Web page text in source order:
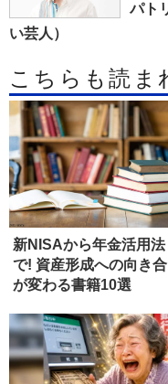
パト
い芸人）
こちらも読ま
新NISAから年金活用法
で! 資産形成への向き
が変わる書籍10選